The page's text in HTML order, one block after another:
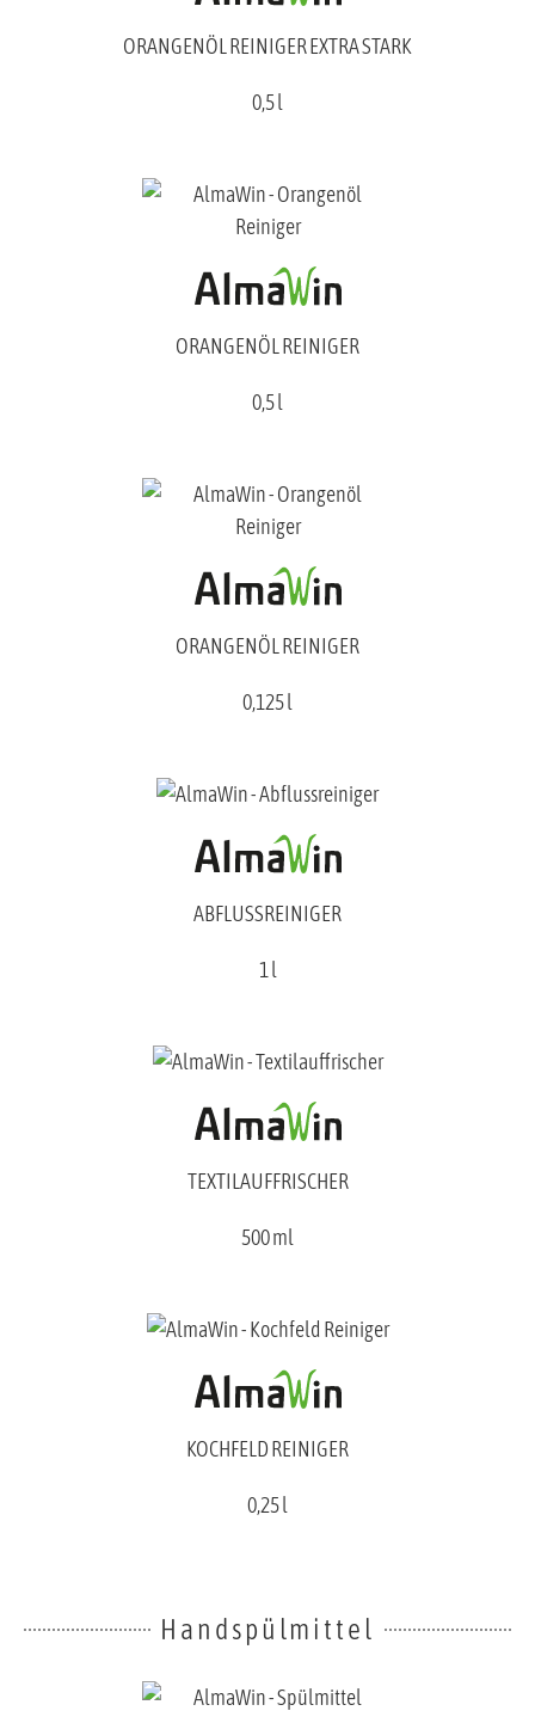
ORANGENÖL REINIGER EXTRA STARK
0,5 l
ORANGENÖL REINIGER
0,5 l
ORANGENÖL REINIGER
0,125 l
ABFLUSSREINIGER
1 l
TEXTILAUFFRISCHER
500 ml
KOCHFELD REINIGER
0,25 l
Handspülmittel